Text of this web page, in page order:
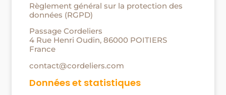
Règlement général sur la protection des
données (RGPD)
Passage Cordeliers
4 Rue Henri Oudin, 86000 POITIERS
France
contact@cordeliers.com
Données et statistiques